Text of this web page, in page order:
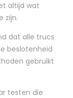
altijd wat
zijn.
dat alle trucs
beslotenheid
gebruikt
testen die